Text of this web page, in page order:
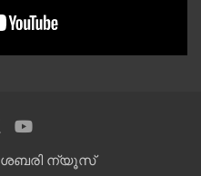
ശബരി ന്യൂസ്